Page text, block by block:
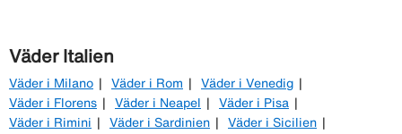
Väder Italien
Väder i Milano Väder i Rom
Väder i Venedig
Väder i Florens
Väder i Neapel
Väder i Pisa
Väder i Rimini
Väder i Sardinien
Väder i Sicilien